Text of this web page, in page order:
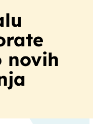
novih